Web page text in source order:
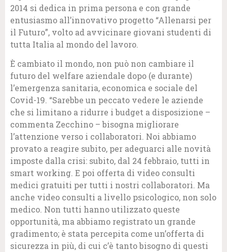
2014 si dedica in prima persona e con grande
entusiasmo all’innovativo progetto “Allenarsi per
il Futuro”, volto ad avvicinare giovani studenti di
tutta Italia al mondo del lavoro.
È cambiato il mondo, non può non cambiare il
futuro del welfare aziendale dopo (e durante)
l’emergenza sanitaria, economica e sociale del
Covid-19. “Sarebbe un peccato vedere le aziende
che si limitano a ridurre i budget a disposizione –
commenta Zecchino – bisogna migliorare
l’attenzione verso i collaboratori. Noi abbiamo
provato a reagire subito, per adeguarci alle novità
imposte dalla crisi: subito, dal 24 febbraio, tutti in
smart working. E poi offerta di video consulti
medici gratuiti per tutti i nostri collaboratori. Ma
anche video consulti a livello psicologico, non solo
medico. Non tutti hanno utilizzato queste
opportunità, ma abbiamo registrato un grande
gradimento; è stata percepita come un’offerta di
sicurezza in più, di cui c’è tanto bisogno di questi